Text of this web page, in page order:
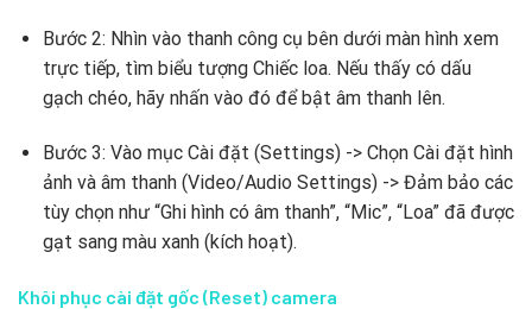
Bước 2: Nhìn vào thanh công cụ bên dưới màn hình xem
trực tiếp, tìm biểu tượng Chiếc loa. Nếu thấy có dấu
gạch chéo, hãy nhấn vào đó để bật âm thanh lên.
Bước 3: Vào mục Cài đặt (Settings) -> Chọn Cài đặt hình
ảnh và âm thanh (Video/Audio Settings) -> Đảm bảo các
tùy chọn như “Ghi hình có âm thanh”, “Mic”, “Loa” đã được
gạt sang màu xanh (kích hoạt).
Khôi phục cài đặt gốc (Reset) camera